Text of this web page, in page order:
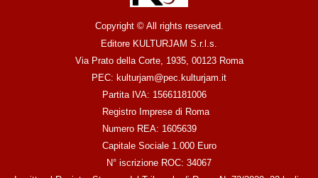
Copyright © All rights reserved.
Editore KULTURJAM S.r.l.s.
Via Prato della Corte, 1935, 00123 Roma
PEC: kulturjam@pec.kulturjam.it
Partita IVA: 15661181006
Registro Imprese di Roma
Numero REA: 1605639
Capitale Sociale 1.000 Euro
N° iscrizione ROC: 34067